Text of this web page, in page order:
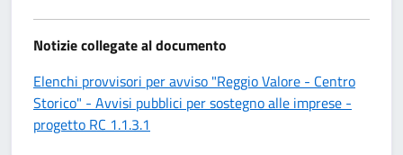
Notizie collegate al documento
Elenchi provvisori per avviso "Reggio Valore - Centro
Storico" - Avvisi pubblici per sostegno alle imprese -
progetto RC 1.1.3.1